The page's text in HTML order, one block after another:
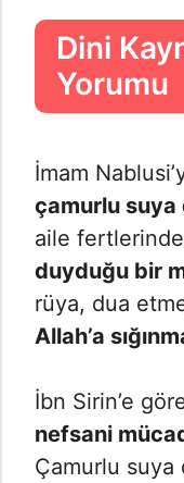
Dini
Yorumu
İmam
çamurlu suya
aile
duyduğu bir
rüya, dua
Allah’a
İbn Sirin’e
nefsani
Çamurlu